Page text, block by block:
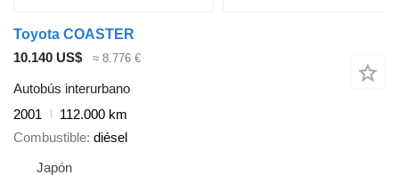
Toyota COASTER
10.140 US$
≈ 8.776 €
Autobús interurbano
2001
112.000 km
Combustible diésel
Japón